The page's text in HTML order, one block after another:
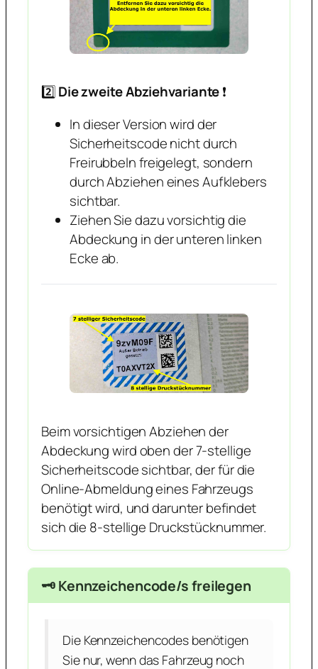
2️⃣Die zweite Abziehvariante❗️
In dieser Version wird der
Sicherheitscode nicht durch
Freirubbeln freigelegt, sondern
durch Abziehen eines Aufklebers
sichtbar.
Ziehen Sie dazu vorsichtig die
Abdeckung in der unteren linken
Ecke ab.
Beim vorsichtigen Abziehen der
Abdeckung wird oben der 7-stellige
Sicherheitscode sichtbar, der für die
Online-Abmeldung eines Fahrzeugs
benötigt wird, und darunter befindet
sich die 8-stellige Druckstücknummer.
🗝️ Kennzeichencode/s freilegen
Die Kennzeichencodes benötigen
Sie nur, wenn das Fahrzeug noch